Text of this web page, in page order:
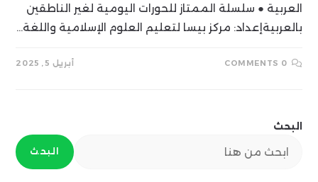
العربية ● سلسلة الممتاز للحورات اليومية لغير الناطقين
بالعربيةإعداد: مركز بيسا لتعليم العلوم الإسلامية واللغة…
0 COMMENTS أبريل 5, 2025
البحث
البحث